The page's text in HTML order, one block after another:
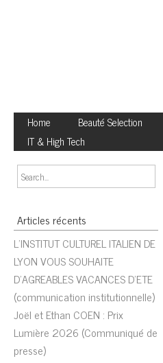
Home
Beauté Selection
IT & High Tech
Articles récents
L’INSTITUT CULTUREL ITALIEN DE
LYON VOUS SOUHAITE
D’AGREABLES VACANCES D’ETE
(communication institutionnelle)
Joël et Ethan COEN : Prix
Lumière 2026 (Communiqué de
presse)